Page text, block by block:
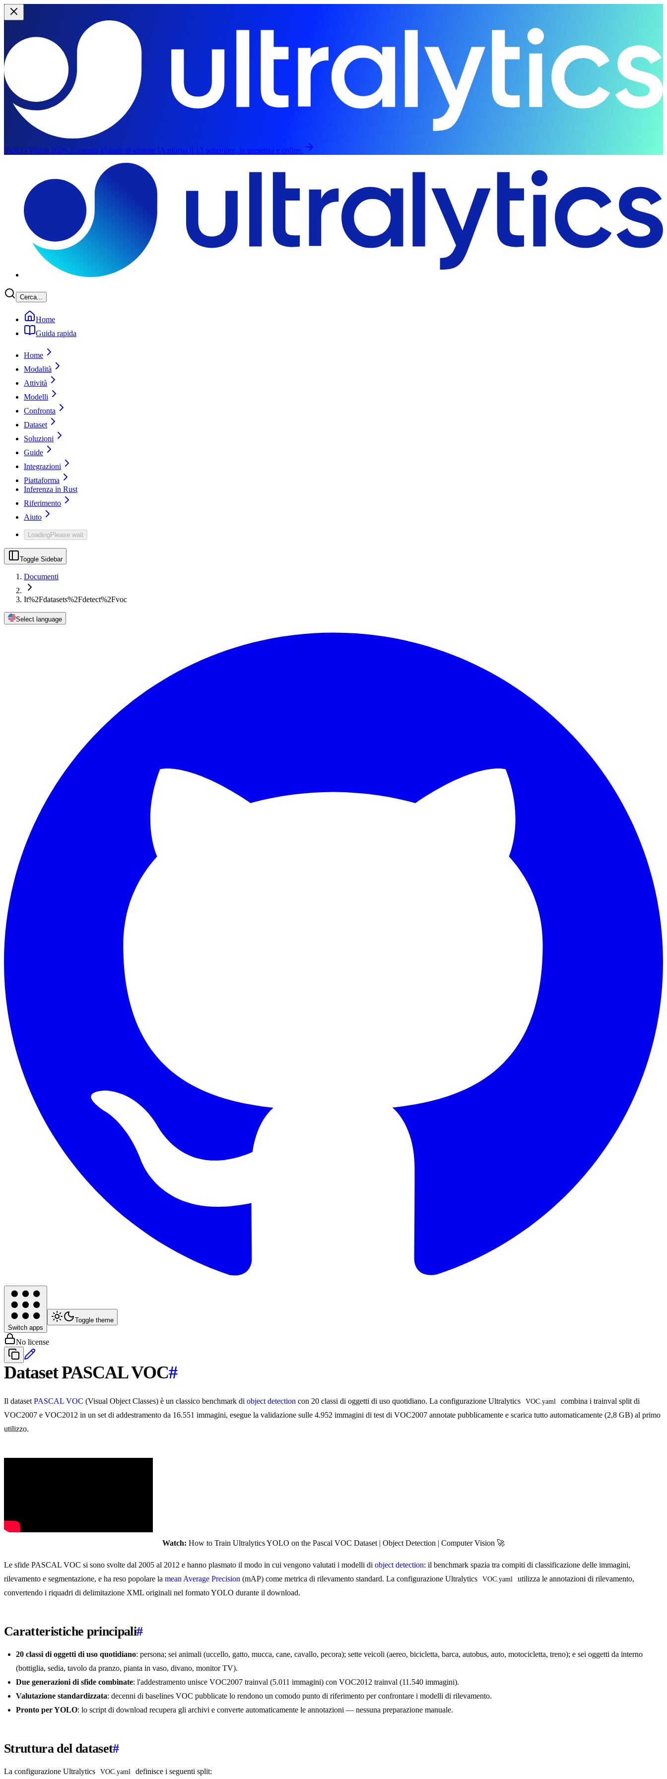
YOLO Vision 2026: L'evento globale di visione IA ritorna il 13 settembre, in presenza e online.
Cerca...
Home
Guida rapida
Home
Modalità
Attività
Modelli
Confronta
Dataset
Soluzioni
Guide
Integrazioni
Piattaforma
Inferenza in Rust
Riferimento
Aiuto
LoadingPlease wait
Toggle Sidebar
Documenti
It%2Fdatasets%2Fdetect%2Fvoc
Select language
Switch apps
Toggle theme
No license
Dataset PASCAL VOC#
Il dataset PASCAL VOC (Visual Object Classes) è un classico benchmark di object detection con 20 classi di oggetti di uso quotidiano. La configurazione Ultralytics VOC.yaml
combina i trainval split di
VOC2007 e VOC2012 in un set di addestramento da 16.551 immagini, esegue la validazione sulle 4.952 immagini di test di VOC2007 annotate pubblicamente e scarica tutto automaticamente (2,8 GB) al primo
utilizzo.
Watch: How to Train Ultralytics YOLO on the Pascal VOC Dataset | Object Detection | Computer Vision 🚀
Le sfide PASCAL VOC si sono svolte dal 2005 al 2012 e hanno plasmato il modo in cui vengono valutati i modelli di object detection: il benchmark spazia tra compiti di classificazione delle immagini,
rilevamento e segmentazione, e ha reso popolare la mean Average Precision (mAP) come metrica di rilevamento standard. La configurazione Ultralytics VOC.yaml
utilizza le annotazioni di rilevamento,
convertendo i riquadri di delimitazione XML originali nel formato YOLO durante il download.
Caratteristiche principali#
20 classi di oggetti di uso quotidiano: persona; sei animali (uccello, gatto, mucca, cane, cavallo, pecora); sette veicoli (aereo, bicicletta, barca, autobus, auto, motocicletta, treno); e sei oggetti da interno
(bottiglia, sedia, tavolo da pranzo, pianta in vaso, divano, monitor TV).
Due generazioni di sfide combinate: l'addestramento unisce VOC2007 trainval (5.011 immagini) con VOC2012 trainval (11.540 immagini).
Valutazione standardizzata: decenni di baselines VOC pubblicate lo rendono un comodo punto di riferimento per confrontare i modelli di rilevamento.
Pronto per YOLO: lo script di download recupera gli archivi e converte automaticamente le annotazioni — nessuna preparazione manuale.
Struttura del dataset#
La configurazione Ultralytics VOC.yaml definisce i seguenti split: